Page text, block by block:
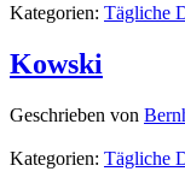
Kategorien: Tägliche
Kowski
Geschrieben von
Kategorien: Tägliche